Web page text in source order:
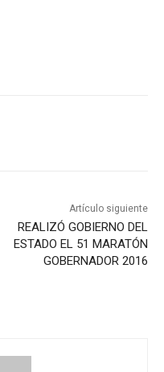
Artículo siguiente
REALIZÓ GOBIERNO DEL
ESTADO EL 51 MARATÓN
GOBERNADOR 2016